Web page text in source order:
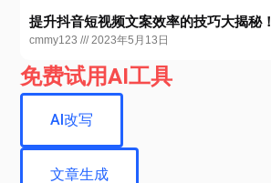
提升抖音短视频文案效率的技巧大揭秘！
cmmy123 2023年5月13日
免费试用AI工具
AI改写
文章生成